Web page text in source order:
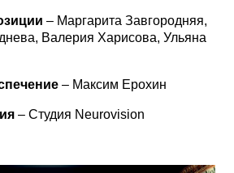
– Маргарита Завгородняя,
Валерия Харисова, Ульяна
– Максим Ерохин
– Студия Neurovision